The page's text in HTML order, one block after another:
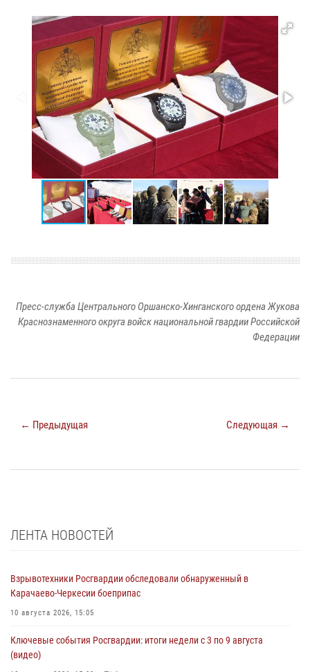
Пресс-служба Центрального Оршанско-Хинганского ордена Жукова
Краснознаменного округа войск национальной гвардии Российской
Федерации
← Предыдущая Следующая →
ЛЕНТА НОВОСТЕЙ
Взрывотехники Росгвардии обследовали обнаруженный в
Карачаево-Черкесии боеприпас
10 августа 2026, 15:05
Ключевые события Росгвардии: итоги недели с 3 по 9 августа
(видео)